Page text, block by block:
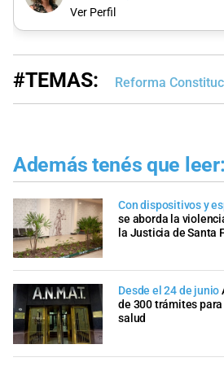
Ver Perfil
#TEMAS: Reforma
Además tenés que leer:
Con dispositivos y
se aborda la
la Justicia de Santa
Desde el 24 de junio
de 300 trámites
salud